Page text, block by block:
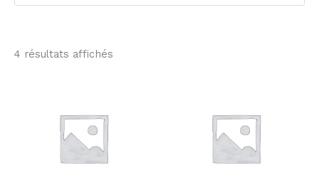
4 résultats affichés